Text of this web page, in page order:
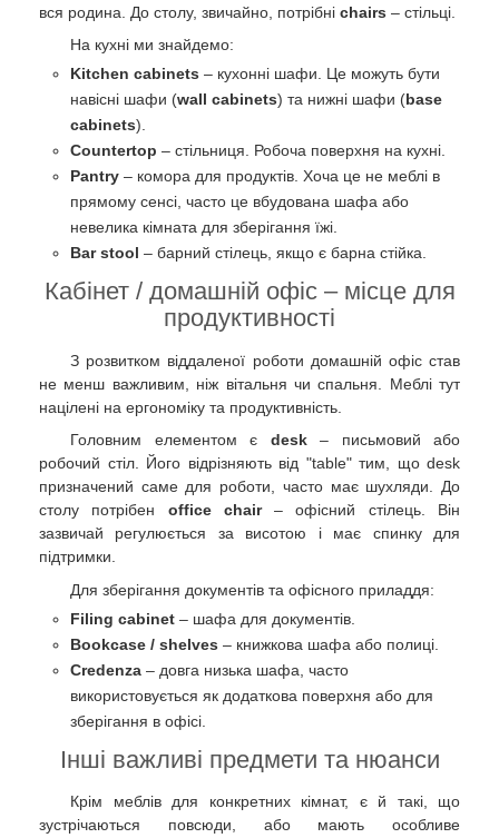
вся родина. До столу, звичайно, потрібні chairs – стільці.
На кухні ми знайдемо:
Kitchen cabinets – кухонні шафи. Це можуть бути
навісні шафи (wall cabinets) та нижні шафи (base
cabinets).
Countertop – стільниця. Робоча поверхня на кухні.
Pantry – комора для продуктів. Хоча це не меблі в
прямому сенсі, часто це вбудована шафа або
невелика кімната для зберігання їжі.
Bar stool – барний стілець, якщо є барна стійка.
Кабінет / домашній офіс – місце для
продуктивності
З розвитком віддаленої роботи домашній офіс став
не менш важливим, ніж вітальня чи спальня. Меблі тут
націлені на ергономіку та продуктивність.
Головним елементом є desk– письмовий або
робочий стіл. Його відрізняють від "table" тим, що desk
призначений саме для роботи, часто має шухляди. До
столу потрібен office chair– офісний стілець. Він
зазвичай регулюється за висотою і має спинку для
підтримки.
Для зберігання документів та офісного приладдя:
Filing cabinet – шафа для документів.
Bookcase / shelves – книжкова шафа або полиці.
Credenza – довга низька шафа, часто
використовується як додаткова поверхня або для
зберігання в офісі.
Інші важливі предмети та нюанси
Крім меблів для конкретних кімнат, є й такі, що
зустрічаються повсюди, або мають особливе